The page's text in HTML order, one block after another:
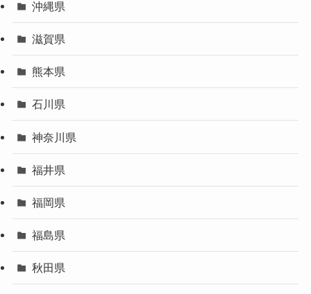
沖縄県
滋賀県
熊本県
石川県
神奈川県
福井県
福岡県
福島県
秋田県